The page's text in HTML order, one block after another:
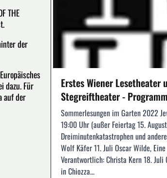
THE
der
dazu. Für
auf der
Erstes Wiener Lesetheater
Stegreiftheater - Programm
Sommerlesungen im Garten 2022
19:00 Uhr (außer Feiertag 15.
Dreiminutenkatastrophen und
Wolf Käfer 11. Juli Oscar Wilde,
Verantwortlich: Christa Kern 18. Juli
in Chiozza...